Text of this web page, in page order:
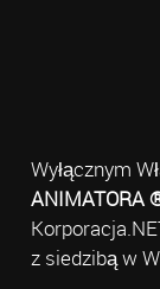
Wyłącznym
ANIMATORA
z siedzibą w